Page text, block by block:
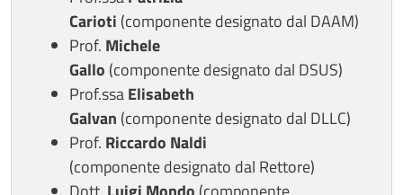
Carioti (componentedesignato dal DAAM)
Prof. Michele
Gallo (componentedesignato dal DSUS)
Prof.ssaElisabeth
Galvan (componentedesignato dal DLLC)
Prof. Riccardo Naldi
(componentedesignato dal Rettore)